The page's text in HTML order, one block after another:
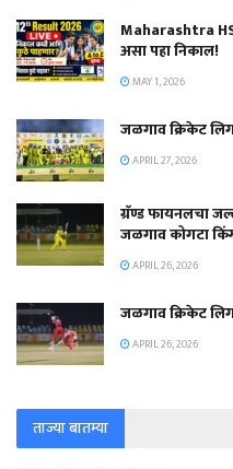
Maharashtra
असा पहा निकाल!
MAY 1, 2026
जळगाव क्रिकेट
APRIL 27, 2026
ग्रॅण्ड फायनलचा
जळगाव कोगटा
APRIL 26, 2026
जळगाव क्रिकेट
APRIL 26, 2026
ताज्या बातम्या